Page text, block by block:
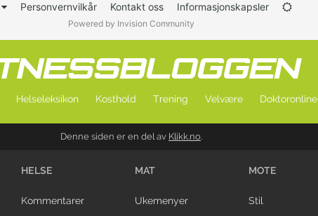
Personvernvilkår Kontakt oss Informasjonskapsler
Powered by Invision Community
Helseleksikon Kosthold Trening Velvære Doktoronline
Denne siden er en del av Klikk.no.
HELSE
Kommentarer
MAT
Ukemenyer
MOTE
Stil